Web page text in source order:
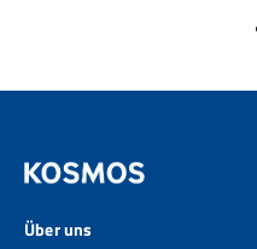
Über uns